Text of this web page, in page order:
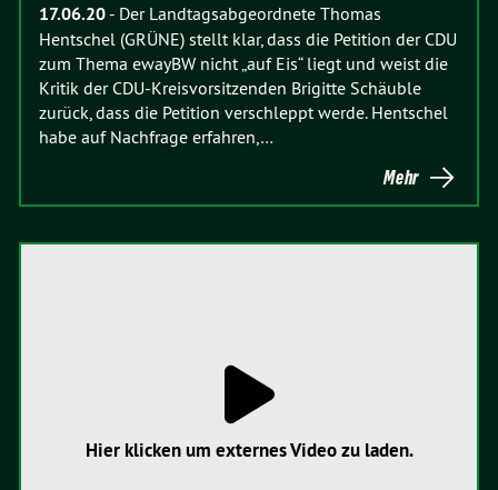
17.06.20 - Der Landtagsabgeordnete Thomas
Hentschel (GRÜNE) stellt klar, dass die Petition der CDU
zum Thema ewayBW nicht „auf Eis“ liegt und weist die
Kritik der CDU-Kreisvorsitzenden Brigitte Schäuble
zurück, dass die Petition verschleppt werde. Hentschel
habe auf Nachfrage erfahren,…
Mehr
Hier klicken um externes Video zu laden.